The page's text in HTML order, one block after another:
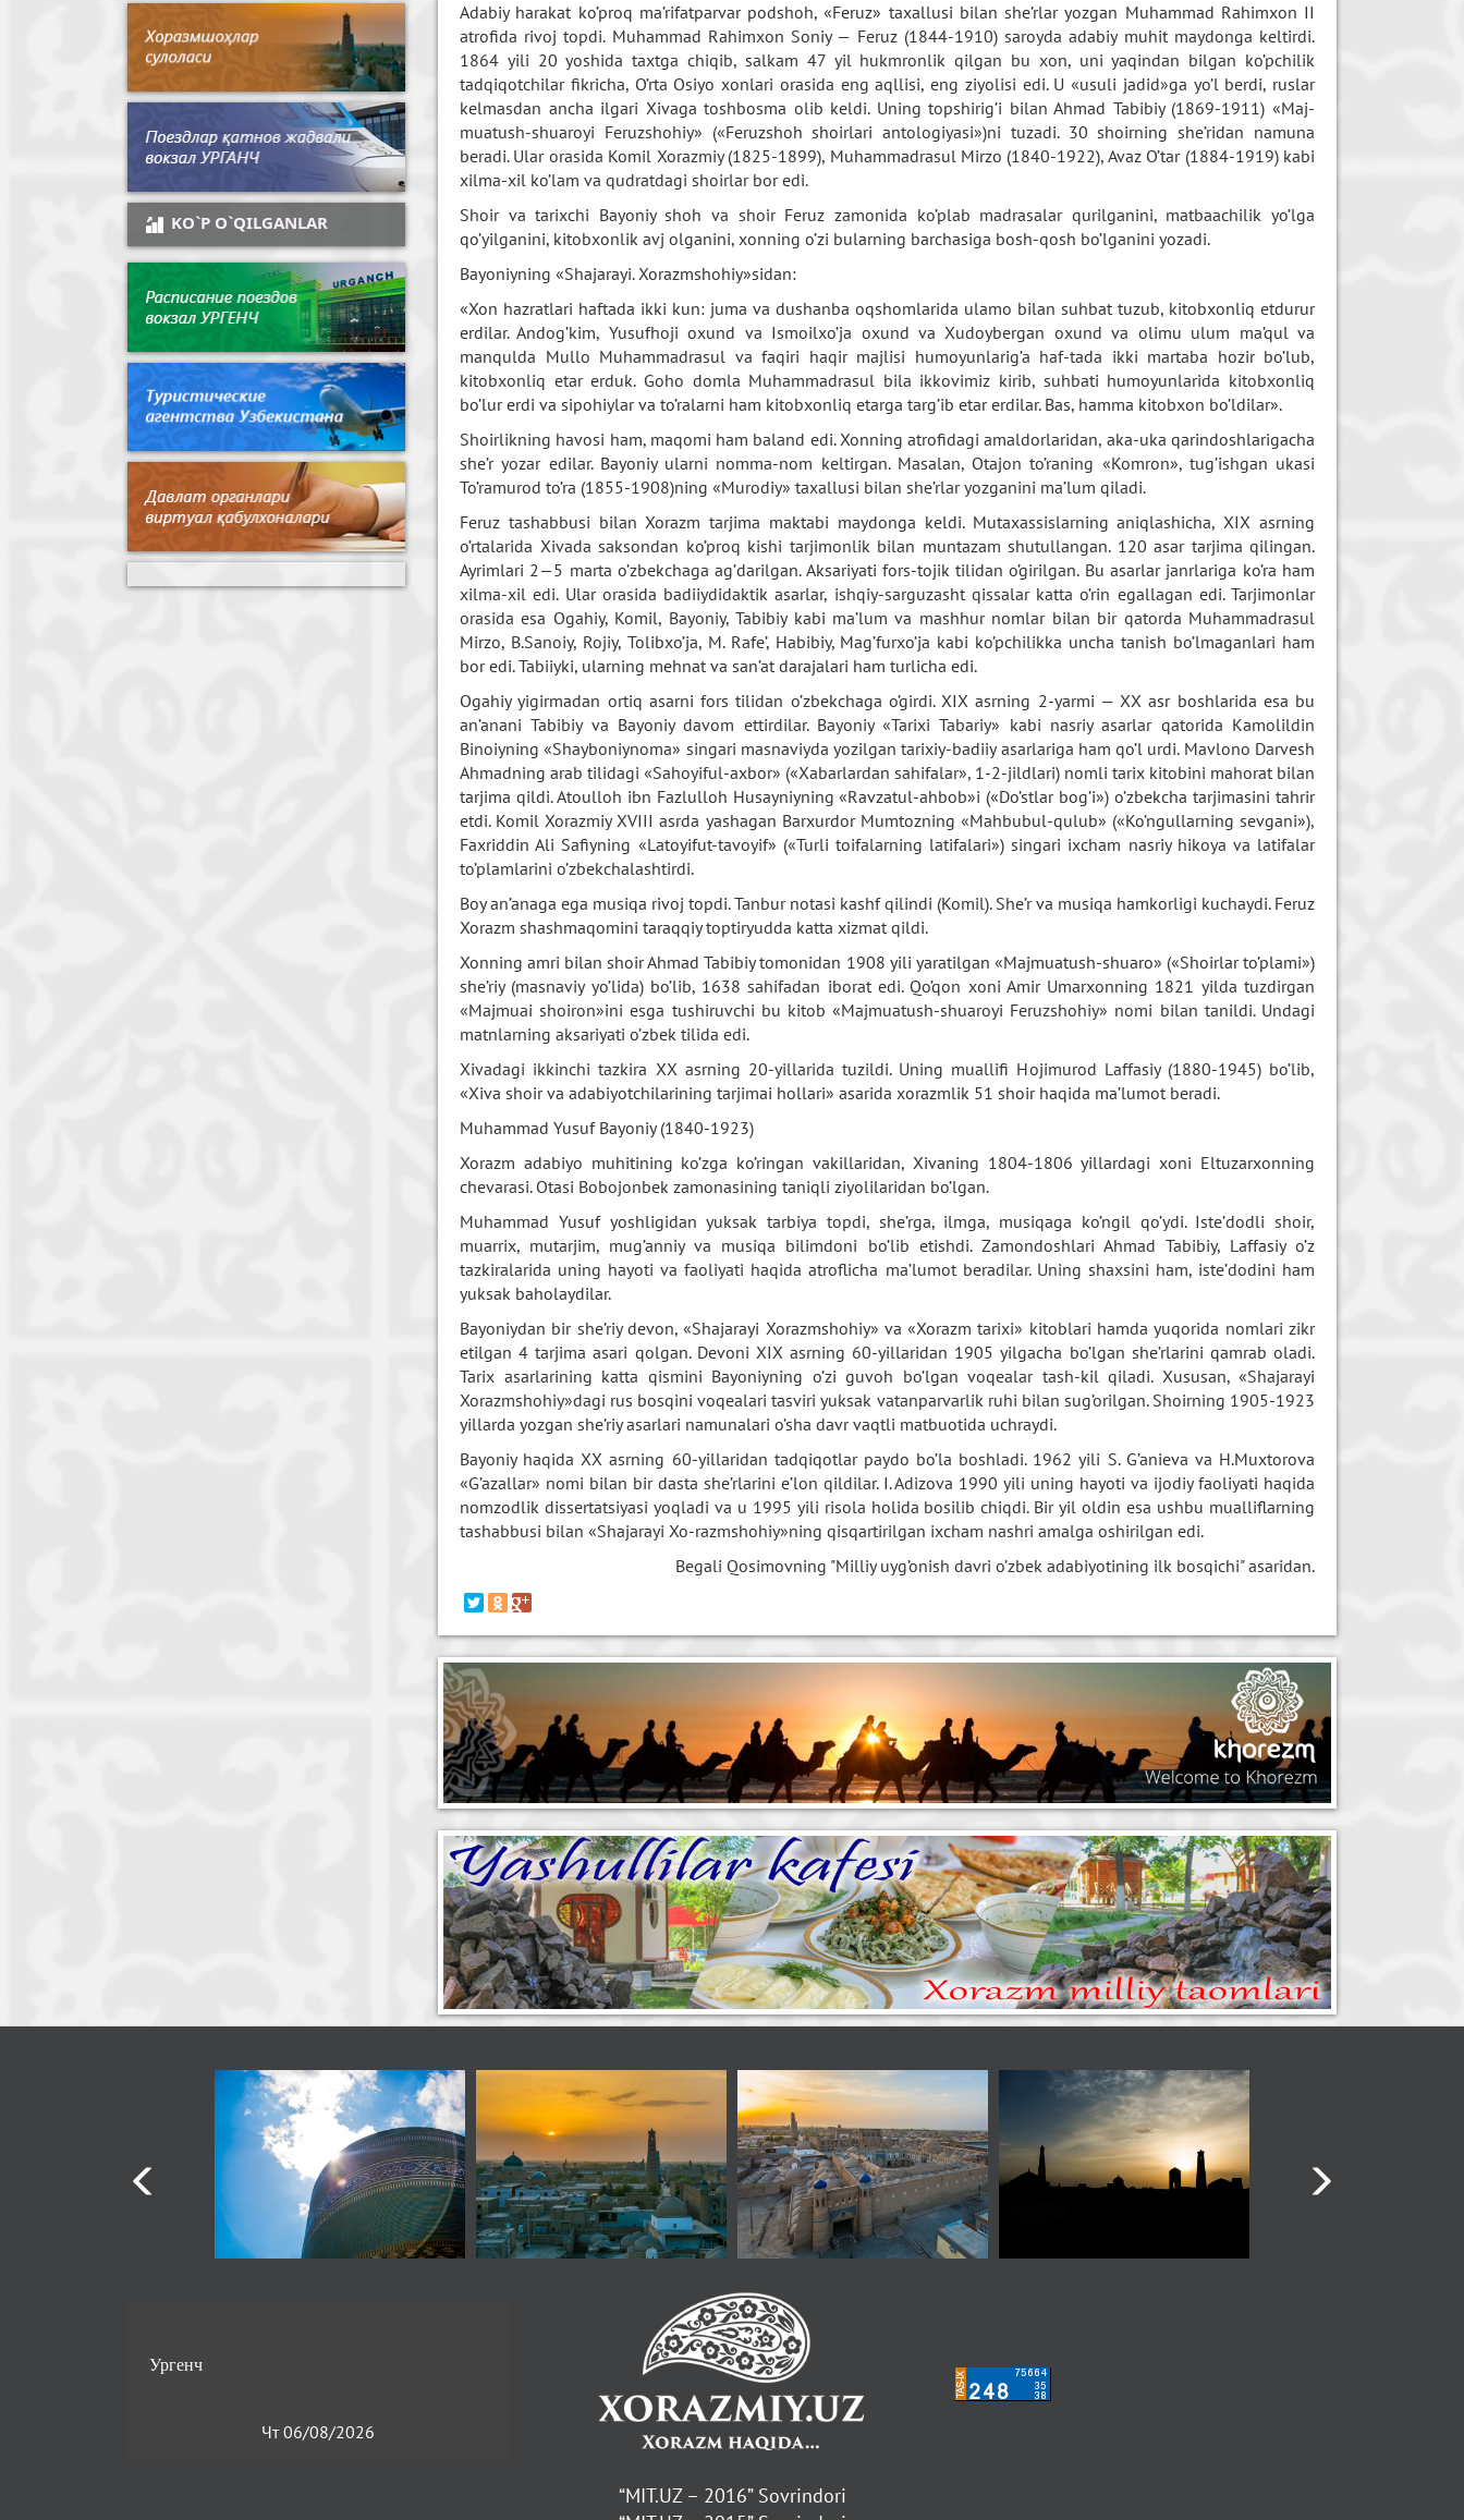
Adabiy harakat ko’proq ma’rifatparvar podshoh, «Feruz» taxallusi bilan she’rlar yozgan Muhammad Rahimxon II
atrofida rivoj topdi. Muhammad Rahimxon Soniy — Feruz (1844-1910) saroyda adabiy muhit maydonga keltirdi.
1864 yili 20 yoshida taxtga chiqib, salkam 47 yil hukmronlik qilgan bu xon, uni yaqindan bilgan ko’pchilik
tadqiqotchilar fikricha, O’rta Osiyo xonlari orasida eng aqllisi, eng ziyolisi edi. U «usuli jadid»ga yo’l berdi, ruslar
kelmasdan ancha ilgari Xivaga toshbosma olib keldi. Uning topshirig’i bilan Ahmad Tabibiy (1869-1911) «Maj-
muatush-shuaroyi Feruzshohiy» («Feruzshoh shoirlari antologiyasi»)ni tuzadi. 30 shoirning she’ridan namuna
beradi. Ular orasida Komil Xorazmiy (1825-1899), Muhammadrasul Mirzo (1840-1922), Avaz O’tar (1884-1919) kabi
xilma-xil ko’lam va qudratdagi shoirlar bor edi.
Shoir va tarixchi Bayoniy shoh va shoir Feruz zamonida ko’plab madrasalar qurilganini, matbaachilik yo’lga
qo’yilganini, kitobxonlik avj olganini, xonning o’zi bularning barchasiga bosh-qosh bo’lganini yozadi.
Bayoniyning «Shajarayi. Xorazmshohiy»sidan:
«Xon hazratlari haftada ikki kun: juma va dushanba oqshomlarida ulamo bilan suhbat tuzub, kitobxonliq etdurur
erdilar. Andog’kim, Yusufhoji oxund va Ismoilxo’ja oxund va Xudoybergan oxund va olimu ulum ma’qul va
manqulda Mullo Muhammadrasul va faqiri haqir majlisi humoyunlarig’a haf-tada ikki martaba hozir bo’lub,
kitobxonliq etar erduk. Goho domla Muhammadrasul bila ikkovimiz kirib, suhbati humoyunlarida kitobxonliq
bo’lur erdi va sipohiylar va to’ralarni ham kitobxonliq etarga targ’ib etar erdilar. Bas, hamma kitobxon bo’ldilar».
Shoirlikning havosi ham, maqomi ham baland edi. Xonning atrofidagi amaldorlaridan, aka-uka qarindoshlarigacha
she’r yozar edilar. Bayoniy ularni nomma-nom keltirgan. Masalan, Otajon to’raning «Komron», tug’ishgan ukasi
To’ramurod to’ra (1855-1908)ning «Murodiy» taxallusi bilan she’rlar yozganini ma’lum qiladi.
Feruz tashabbusi bilan Xorazm tarjima maktabi maydonga keldi. Mutaxassislarning aniqlashicha, XIX asrning
o’rtalarida Xivada saksondan ko’proq kishi tarjimonlik bilan muntazam shutullangan. 120 asar tarjima qilingan.
Ayrimlari 2—5 marta o’zbekchaga ag’darilgan. Aksariyati fors-tojik tilidan o’girilgan. Bu asarlar janrlariga ko’ra ham
xilma-xil edi. Ular orasida badiiydidaktik asarlar, ishqiy-sarguzasht qissalar katta o’rin egallagan edi. Tarjimonlar
orasida esa Ogahiy, Komil, Bayoniy, Tabibiy kabi ma’lum va mashhur nomlar bilan bir qatorda Muhammadrasul
Mirzo, B.Sanoiy, Rojiy, Tolibxo’ja, M. Rafe’, Habibiy, Mag’furxo’ja kabi ko’pchilikka uncha tanish bo’lmaganlari ham
bor edi. Tabiiyki, ularning mehnat va san’at darajalari ham turlicha edi.
Ogahiy yigirmadan ortiq asarni fors tilidan o’zbekchaga o’girdi. XIX asrning 2-yarmi — XX asr boshlarida esa bu
an’anani Tabibiy va Bayoniy davom ettirdilar. Bayoniy «Tarixi Tabariy» kabi nasriy asarlar qatorida Kamolildin
Binoiyning «Shayboniynoma» singari masnaviyda yozilgan tarixiy-badiiy asarlariga ham qo’l urdi. Mavlono Darvesh
Ahmadning arab tilidagi «Sahoyiful-axbor» («Xabarlardan sahifalar», 1-2-jildlari) nomli tarix kitobini mahorat bilan
tarjima qildi. Atoulloh ibn Fazlulloh Husayniyning «Ravzatul-ahbob»i («Do’stlar bog’i») o’zbekcha tarjimasini tahrir
etdi. Komil Xorazmiy XVIII asrda yashagan Barxurdor Mumtozning «Mahbubul-qulub» («Ko’ngullarning sevgani»),
Faxriddin Ali Safiyning «Latoyifut-tavoyif» («Turli toifalarning latifalari») singari ixcham nasriy hikoya va latifalar
to’plamlarini o’zbekchalashtirdi.
Boy an’anaga ega musiqa rivoj topdi. Tanbur notasi kashf qilindi (Komil). She’r va musiqa hamkorligi kuchaydi. Feruz
Xorazm shashmaqomini taraqqiy toptiryudda katta xizmat qildi.
Xonning amri bilan shoir Ahmad Tabibiy tomonidan 1908 yili yaratilgan «Majmuatush-shuaro» («Shoirlar to’plami»)
she’riy (masnaviy yo’lida) bo’lib, 1638 sahifadan iborat edi. Qo’qon xoni Amir Umarxonning 1821 yilda tuzdirgan
«Majmuai shoiron»ini esga tushiruvchi bu kitob «Majmuatush-shuaroyi Feruzshohiy» nomi bilan tanildi. Undagi
matnlarning aksariyati o’zbek tilida edi.
Xivadagi ikkinchi tazkira XX asrning 20-yillarida tuzildi. Uning muallifi Hojimurod Laffasiy (1880-1945) bo’lib,
«Xiva shoir va adabiyotchilarining tarjimai hollari» asarida xorazmlik 51 shoir haqida ma’lumot beradi.
Muhammad Yusuf Bayoniy (1840-1923)
Xorazm adabiyo muhitining ko’zga ko’ringan vakillaridan, Xivaning 1804-1806 yillardagi xoni Eltuzarxonning
chevarasi. Otasi Bobojonbek zamonasining taniqli ziyolilaridan bo’lgan.
Muhammad Yusuf yoshligidan yuksak tarbiya topdi, she’rga, ilmga, musiqaga ko’ngil qo’ydi. Iste’dodli shoir,
muarrix, mutarjim, mug’anniy va musiqa bilimdoni bo’lib etishdi. Zamondoshlari Ahmad Tabibiy, Laffasiy o’z
tazkiralarida uning hayoti va faoliyati haqida atroflicha ma’lumot beradilar. Uning shaxsini ham, iste’dodini ham
yuksak baholaydilar.
Bayoniydan bir she’riy devon, «Shajarayi Xorazmshohiy» va «Xorazm tarixi» kitoblari hamda yuqorida nomlari zikr
etilgan 4 tarjima asari qolgan. Devoni XIX asrning 60-yillaridan 1905 yilgacha bo’lgan she’rlarini qamrab oladi.
Tarix asarlarining katta qismini Bayoniyning o’zi guvoh bo’lgan voqealar tash-kil qiladi. Xususan, «Shajarayi
Xorazmshohiy»dagi rus bosqini voqealari tasviri yuksak vatanparvarlik ruhi bilan sug’orilgan. Shoirning 1905-1923
yillarda yozgan she’riy asarlari namunalari o’sha davr vaqtli matbuotida uchraydi.
Bayoniy haqida XX asrning 60-yillaridan tadqiqotlar paydo bo’la boshladi. 1962 yili S. G’anieva va H.Muxtorova
«G’azallar» nomi bilan bir dasta she’rlarini e’lon qildilar. I. Adizova 1990 yili uning hayoti va ijodiy faoliyati haqida
nomzodlik dissertatsiyasi yoqladi va u 1995 yili risola holida bosilib chiqdi. Bir yil oldin esa ushbu mualliflarning
tashabbusi bilan «Shajarayi Xo-razmshohiy»ning qisqartirilgan ixcham nashri amalga oshirilgan edi.
Begali Qosimovning "Milliy uyg’onish davri o’zbek adabiyotining ilk bosqichi" asaridan.
KO`P O`QILGANLAR
Чт 06/08/2026
“MIT.UZ – 2016” Sovrindori